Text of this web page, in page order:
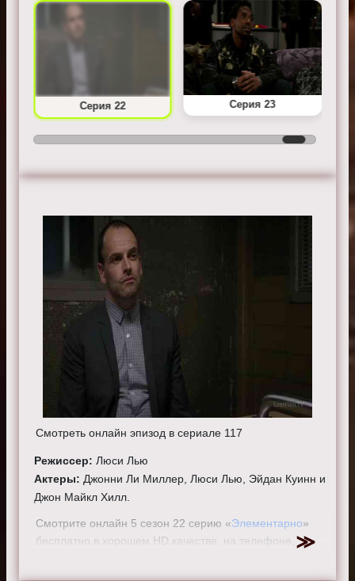
Серия 22 Серия 23
Смотреть онлайн эпизод в сериале 117
Режиссер: Люси Лью
Актеры: Джонни Ли Миллер, Люси Лью, Эйдан Куинн и
Джон Майкл Хилл.
Смотрите онлайн 5 сезон 22 серию «Элементарно»
бесплатно в хорошем HD качестве, на телефоне,